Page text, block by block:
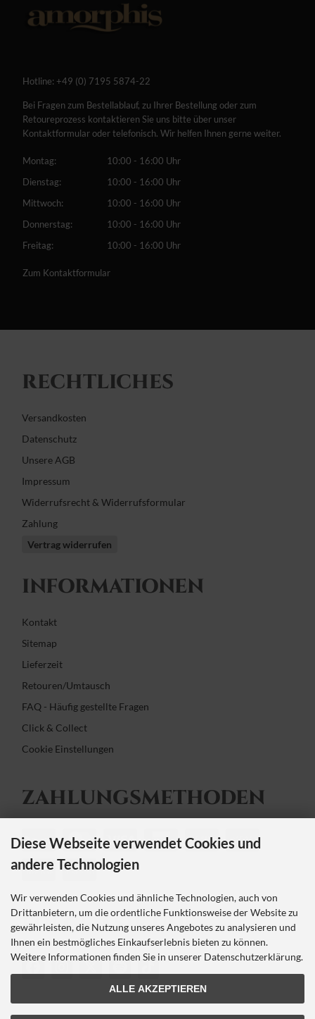
Hotline: +49 (0) 7195 5874-22
Bei Fragen zum Bestellablauf, zu Ihrer Bestellung oder zum
Retoureprozess kontaktieren Sie uns bitte über unser
Kontaktformular oder telefonisch. Wir helfen Ihnen gerne weiter.
Montag:
10:00 - 16:00 Uhr
Dienstag:
10:00 - 16:00 Uhr
Mittwoch:
10:00 - 16:00 Uhr
Donnerstag:
10:00 - 16:00 Uhr
Freitag:
10:00 - 16:00 Uhr
Zum Kontaktformular
RECHTLICHES
Versandkosten
Datenschutz
Unsere AGB
Impressum
Widerrufsrecht & Widerrufsformular
Zahlung
Vertrag widerrufen
INFORMATIONEN
Kontakt
Sitemap
Lieferzeit
Retouren/Umtausch
FAQ - Häufig gestellte Fragen
Click & Collect
Cookie Einstellungen
ZAHLUNGS­METHODEN
FOLGEN SIE UNS
Diese Webseite verwendet Cookies und
andere Technologien
Wir verwenden Cookies und ähnliche Technologien, auch von
Drittanbietern, um die ordentliche Funktionsweise der Website zu
gewährleisten, die Nutzung unseres Angebotes zu analysieren und
Ihnen ein bestmögliches Einkaufserlebnis bieten zu können.
Weitere Informationen finden Sie in unserer Datenschutzerklärung.
ALLE AKZEPTIEREN